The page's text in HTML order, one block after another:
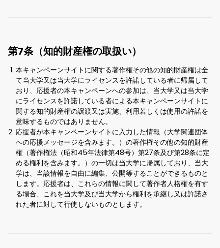
第7条（知的財産権の取扱い）
本キャンペーンサイトに関する著作権その他の知的財産権は全
て当大学又は当大学にライセンスを許諾している者に帰属して
おり、応援者の本キャンペーンへの参加は、当大学又は当大学
にライセンスを許諾している者による本キャンペーンサイトに
関する知的財産権の譲渡又は実施、利用若しくは使用の許諾を
意味するものではありません。
応援者が本キャンペーンサイトに入力した情報（大学関連団体
への応援メッセージを含みます。）の著作権その他の知的財産
権（著作権法（昭和45年法律第48号）第27条及び第28条に定
める権利を含みます。）の一切は当大学に帰属しており、当大
学は、当該情報を自由に編集、公開等することができるものと
します。応援者は、これらの情報に関して著作者人格権を有す
る場合、これを当大学及び当大学から権利を承継し又は許諾さ
れた者に対して行使しないものとします。